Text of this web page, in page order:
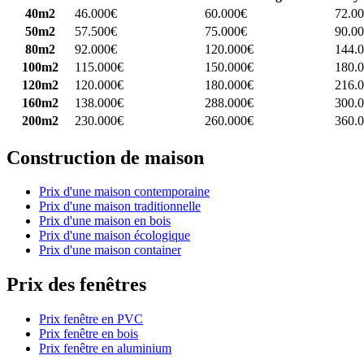
40m2
46.000€ 60.000€
50m2
57.500€ 75.000€
80m2
92.000€ 120.000€
100m2
115.000€ 150.000€
120m2
120.000€ 180.000€
160m2
138.000€ 288.000€
200m2
230.000€ 260.000€
Construction de maison
Prix d'une maison contemporaine
Prix d'une maison traditionnelle
Prix d'une maison en bois
Prix d'une maison écologique
Prix d'une maison container
Prix des fenêtres
Prix fenêtre en PVC
Prix fenêtre en bois
Prix fenêtre en aluminium